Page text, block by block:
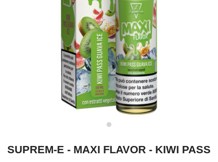
SUPREM-E - MAXI FLAVOR - KIWI PASS